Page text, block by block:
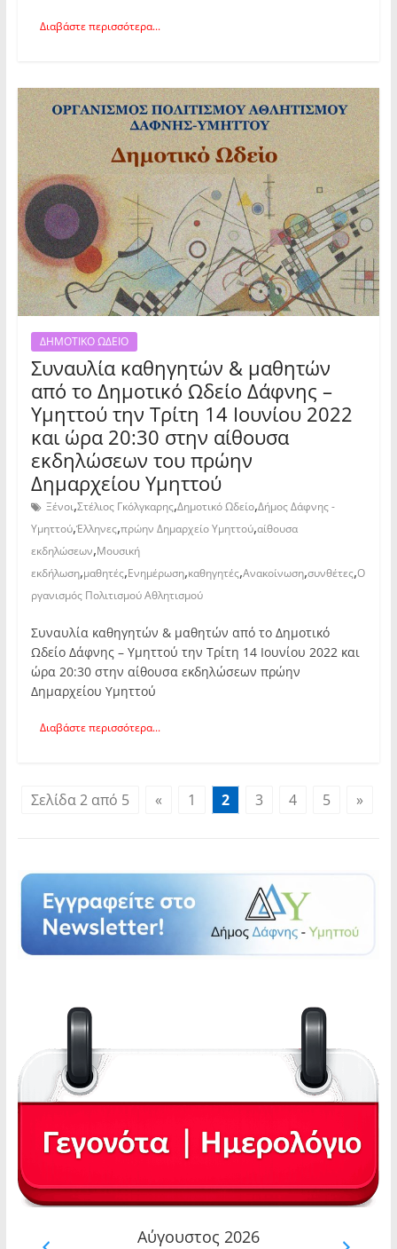
Διαβάστε περισσότερα...
ΔΗΜΟΤΙΚΟ ΩΔΕΙΟ
Συναυλία καθηγητών & μαθητών
από το Δημοτικό Ωδείο Δάφνης –
Υμηττού την Τρίτη 14 Ιουνίου 2022
και ώρα 20:30 στην αίθουσα
εκδηλώσεων του πρώην
Δημαρχείου Υμηττού
Ξένοι,Στέλιος Γκόλγκαρης,Δημοτικό Ωδείο,Δήμος Δάφνης -
Υμηττού,Έλληνες,πρώην Δημαρχείο Υμηττού,αίθουσα
εκδηλώσεων,Μουσική
εκδήλωση,μαθητές,Ενημέρωση,καθηγητές,Ανακοίνωση,συνθέτες,Ο
ργανισμός Πολιτισμού Αθλητισμού
Συναυλία καθηγητών & μαθητών από το Δημοτικό
Ωδείο Δάφνης – Υμηττού την Τρίτη 14 Ιουνίου 2022 και
ώρα 20:30 στην αίθουσα εκδηλώσεων πρώην
Δημαρχείου Υμηττού
Διαβάστε περισσότερα...
Σελίδα 2 από 5 « 1 2 3 4 5 »
Αύγουστος 2026